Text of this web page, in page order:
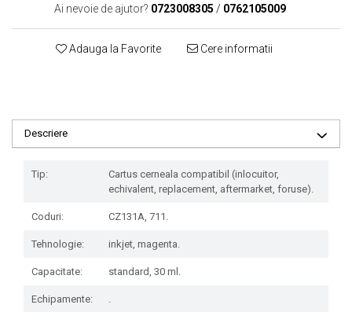
Ai nevoie de ajutor? 0723008305 / 0762105009
Adauga la Favorite Cere informatii
Descriere
Tip:
Cartus cerneala compatibil (inlocuitor,
echivalent, replacement, aftermarket, foruse).
Coduri: CZ131A, 711.
Tehnologie: inkjet, magenta.
Capacitate: standard, 30 ml.
Echipamente: .